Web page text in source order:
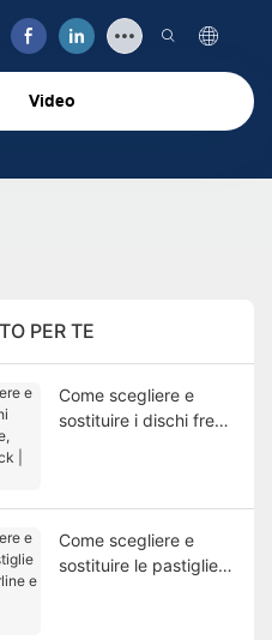
Video
PER TE
Come scegliere e
sostituire i dischi freno
Come scegliere e
sostituire le pastiglie